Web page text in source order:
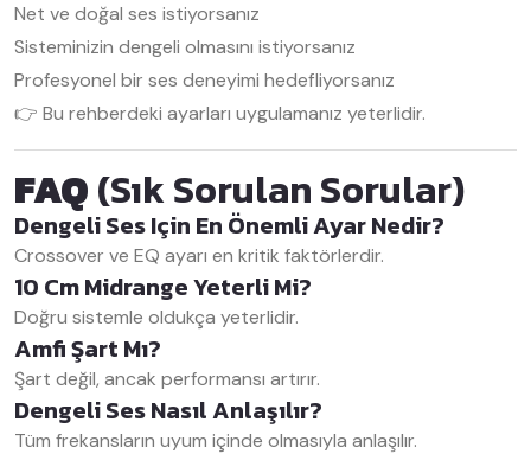
Net ve doğal ses istiyorsanız
Sisteminizin dengeli olmasını istiyorsanız
Profesyonel bir ses deneyimi hedefliyorsanız
👉 Bu rehberdeki ayarları uygulamanız yeterlidir.
FAQ(Sık Sorulan Sorular)
Dengeli Ses Için En Önemli Ayar Nedir?
Crossover ve EQ ayarı en kritik faktörlerdir.
10 Cm Midrange Yeterli Mi?
Doğru sistemle oldukça yeterlidir.
Amfi Şart Mı?
Şart değil, ancak performansı artırır.
Dengeli Ses Nasıl Anlaşılır?
Tüm frekansların uyum içinde olmasıyla anlaşılır.